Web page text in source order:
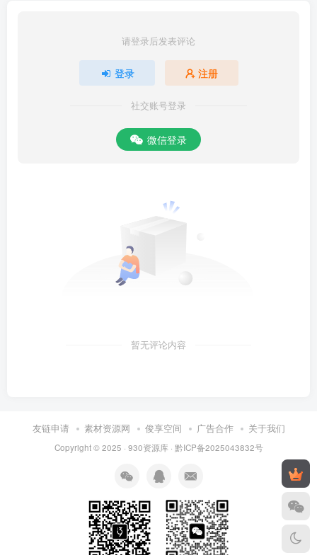
请登录后发表评论
登录 注册
社交账号登录
微信登录
暂无评论内容
友链申请 素材资源网 俊享空间 广告合作 关于我们
Copyright © 2025 · 930资源库· 黔ICP备2025043832号